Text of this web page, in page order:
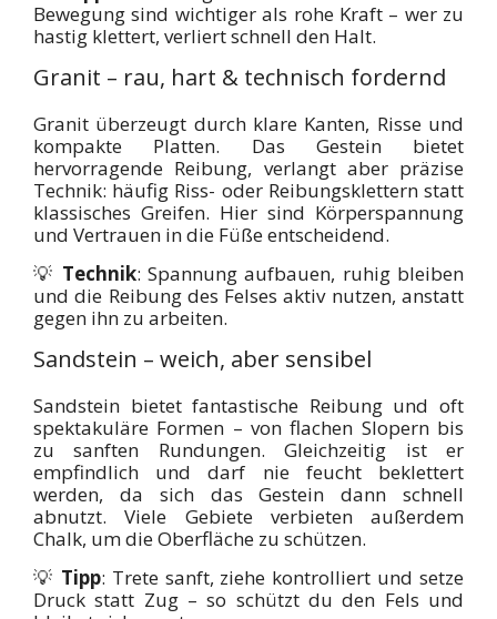
Bewegung sind wichtiger als rohe Kraft – wer zu
hastig klettert, verliert schnell den Halt.
Granit – rau, hart & technisch fordernd
Granit überzeugt durch klare Kanten, Risse und
kompakte Platten. Das Gestein bietet
hervorragende Reibung, verlangt aber präzise
Technik: häufig Riss- oder Reibungsklettern statt
klassisches Greifen. Hier sind Körperspannung
und Vertrauen in die Füße entscheidend.
💡 Technik: Spannung aufbauen, ruhig bleiben
und die Reibung des Felses aktiv nutzen, anstatt
gegen ihn zu arbeiten.
Sandstein – weich, aber sensibel
Sandstein bietet fantastische Reibung und oft
spektakuläre Formen – von flachen Slopern bis
zu sanften Rundungen. Gleichzeitig ist er
empfindlich und darf nie feucht beklettert
werden, da sich das Gestein dann schnell
abnutzt. Viele Gebiete verbieten außerdem
Chalk, um die Oberfläche zu schützen.
💡 Tipp: Trete sanft, ziehe kontrolliert und setze
Druck statt Zug – so schützt du den Fels und